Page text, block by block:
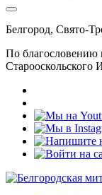
Белгород, Свято-
По благословению
Старооскольского